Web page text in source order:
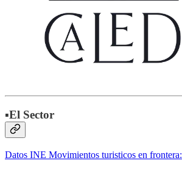
▪️El Sector
Datos INE Movimientos turisticos en frontera: